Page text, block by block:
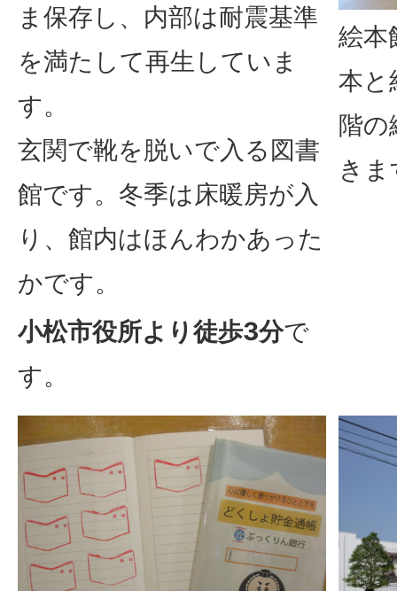
ま保存し、内部は耐震基準
を満たして再生していま
す。
玄関で靴を脱いで入る図書
館です。冬季は床暖房が入
り、館内はほんわかあった
かです。
小松市役所より徒歩3分で
す。
絵本
本と
階の
き